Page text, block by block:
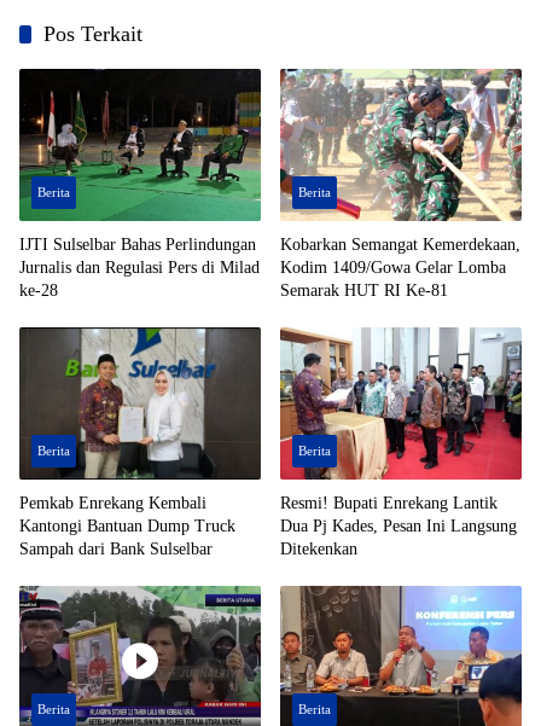
Pos Terkait
Berita
IJTI Sulselbar Bahas Perlindungan
Jurnalis dan Regulasi Pers di Milad
ke-28
Berita
Kobarkan Semangat Kemerdekaan,
Kodim 1409/Gowa Gelar Lomba
Semarak HUT RI Ke-81
Berita
Pemkab Enrekang Kembali
Kantongi Bantuan Dump Truck
Sampah dari Bank Sulselbar
Berita
Resmi! Bupati Enrekang Lantik
Dua Pj Kades, Pesan Ini Langsung
Ditekenkan
Berita Berita